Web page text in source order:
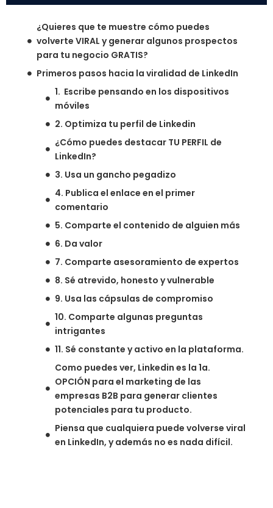
¿Quieres que te muestre cómo puedes
volverte VIRAL y generar algunos prospectos
para tu negocio GRATIS?
Primeros pasos hacia la viralidad de LinkedIn
1. Escribe pensando en los dispositivos
móviles
2. Optimiza tu perfil de Linkedin
¿Cómo puedes destacar TU PERFIL de
LinkedIn?
3. Usa un gancho pegadizo
4. Publica el enlace en el primer
comentario
5. Comparte el contenido de alguien más
6. Da valor
7. Comparte asesoramiento de expertos
8. Sé atrevido, honesto y vulnerable
9. Usa las cápsulas de compromiso
10. Comparte algunas preguntas
intrigantes
11. Sé constante y activo en la plataforma.
Como puedes ver, Linkedin es la 1a.
OPCIÓN para el marketing de las
empresas B2B para generar clientes
potenciales para tu producto.
Piensa que cualquiera puede volverse viral
en LinkedIn, y además no es nada difícil.